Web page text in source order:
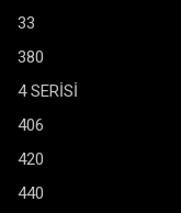
33
380
4 SERİSİ
406
420
440